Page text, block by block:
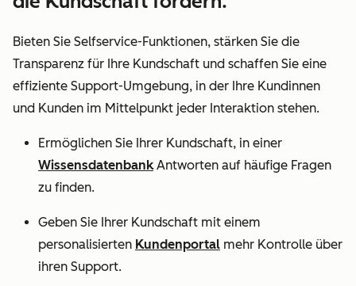
Bieten Sie Selfservice-Funktionen, stärken Sie die
Transparenz für Ihre Kundschaft und schaffen Sie eine
effiziente Support-Umgebung, in der Ihre Kundinnen
und Kunden im Mittelpunkt jeder Interaktion stehen.
Ermöglichen Sie Ihrer Kundschaft, in einer
WissensdatenbankAntworten auf häufige Fragen
zu finden.
Geben Sie Ihrer Kundschaft mit einem
personalisierten Kundenportal mehr Kontrolle über
ihren Support.